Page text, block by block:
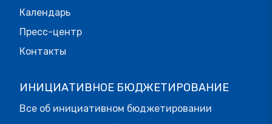
Календарь
Пресс-центр
Контакты
ИНИЦИАТИВНОЕ БЮДЖЕТИРОВАНИЕ
Все об инициативном бюджетировании